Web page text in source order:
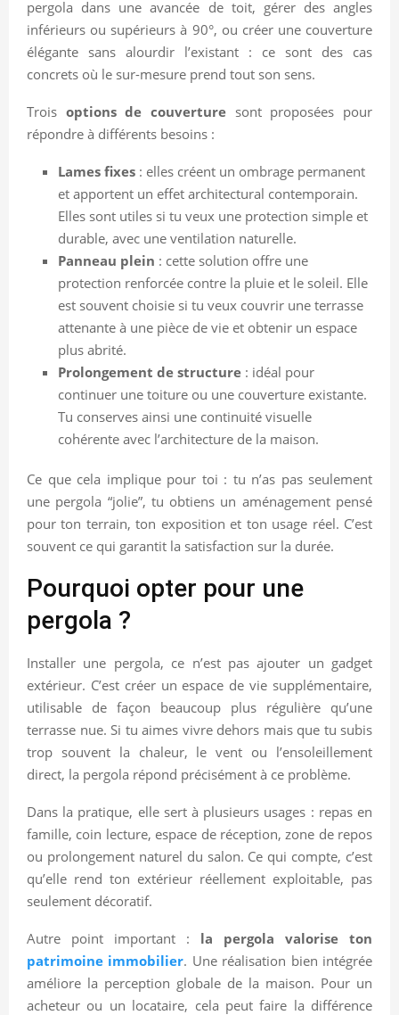
pergola dans une avancée de toit, gérer des angles
inférieurs ou supérieurs à 90°, ou créer une couverture
élégante sans alourdir l’existant : ce sont des cas
concrets où le sur-mesure prend tout son sens.
Trois options de couverture sont proposées pour
répondre à différents besoins :
Lames fixes : elles créent un ombrage permanent
et apportent un effet architectural contemporain.
Elles sont utiles si tu veux une protection simple et
durable, avec une ventilation naturelle.
Panneau plein : cette solution offre une
protection renforcée contre la pluie et le soleil. Elle
est souvent choisie si tu veux couvrir une terrasse
attenante à une pièce de vie et obtenir un espace
plus abrité.
Prolongement de structure : idéal pour
continuer une toiture ou une couverture existante.
Tu conserves ainsi une continuité visuelle
cohérente avec l’architecture de la maison.
Ce que cela implique pour toi : tu n’as pas seulement
une pergola “jolie”, tu obtiens un aménagement pensé
pour ton terrain, ton exposition et ton usage réel. C’est
souvent ce qui garantit la satisfaction sur la durée.
Pourquoi opter pour une
pergola ?
Installer une pergola, ce n’est pas ajouter un gadget
extérieur. C’est créer un espace de vie supplémentaire,
utilisable de façon beaucoup plus régulière qu’une
terrasse nue. Si tu aimes vivre dehors mais que tu subis
trop souvent la chaleur, le vent ou l’ensoleillement
direct, la pergola répond précisément à ce problème.
Dans la pratique, elle sert à plusieurs usages : repas en
famille, coin lecture, espace de réception, zone de repos
ou prolongement naturel du salon. Ce qui compte, c’est
qu’elle rend ton extérieur réellement exploitable, pas
seulement décoratif.
Autre point important : la pergola valorise ton
patrimoine immobilier. Une réalisation bien intégrée
améliore la perception globale de la maison. Pour un
acheteur ou un locataire, cela peut faire la différence